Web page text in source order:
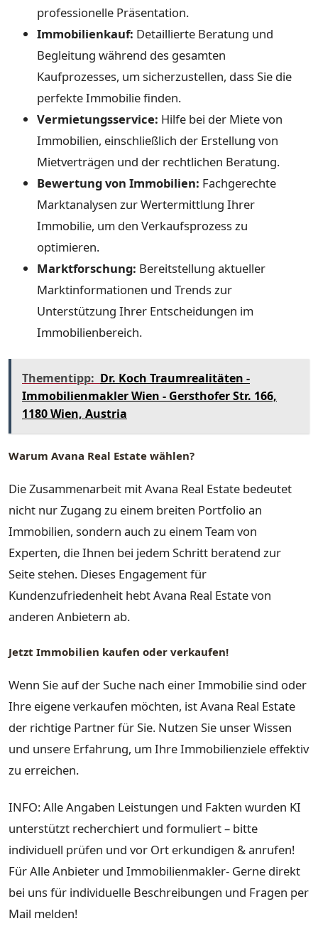
professionelle Präsentation.
Immobilienkauf: Detaillierte Beratung und
Begleitung während des gesamten
Kaufprozesses, um sicherzustellen, dass Sie die
perfekte Immobilie finden.
Vermietungsservice: Hilfe bei der Miete von
Immobilien, einschließlich der Erstellung von
Mietverträgen und der rechtlichen Beratung.
Bewertung von Immobilien: Fachgerechte
Marktanalysen zur Wertermittlung Ihrer
Immobilie, um den Verkaufsprozess zu
optimieren.
Marktforschung: Bereitstellung aktueller
Marktinformationen und Trends zur
Unterstützung Ihrer Entscheidungen im
Immobilienbereich.
Thementipp: Dr. Koch Traumrealitäten -
Immobilienmakler Wien - Gersthofer Str. 166,
1180 Wien, Austria
Warum Avana Real Estate wählen?
Die Zusammenarbeit mit Avana Real Estate bedeutet
nicht nur Zugang zu einem breiten Portfolio an
Immobilien, sondern auch zu einem Team von
Experten, die Ihnen bei jedem Schritt beratend zur
Seite stehen. Dieses Engagement für
Kundenzufriedenheit hebt Avana Real Estate von
anderen Anbietern ab.
Jetzt Immobilien kaufen oder verkaufen!
Wenn Sie auf der Suche nach einer Immobilie sind oder
Ihre eigene verkaufen möchten, ist Avana Real Estate
der richtige Partner für Sie. Nutzen Sie unser Wissen
und unsere Erfahrung, um Ihre Immobilienziele effektiv
zu erreichen.
INFO: Alle Angaben Leistungen und Fakten wurden KI
unterstützt recherchiert und formuliert – bitte
individuell prüfen und vor Ort erkundigen & anrufen!
Für Alle Anbieter und Immobilienmakler- Gerne direkt
bei uns für individuelle Beschreibungen und Fragen per
Mail melden!